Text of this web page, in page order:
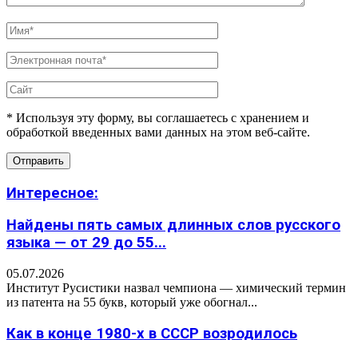
* Используя эту форму, вы соглашаетесь с хранением и
обработкой введенных вами данных на этом веб-сайте.
Интересное:
Найдены пять самых длинных слов русского
языка — от 29 до 55...
05.07.2026
Институт Русистики назвал чемпиона — химический термин
из патента на 55 букв, который уже обогнал...
Как в конце 1980-х в СССР возродилось